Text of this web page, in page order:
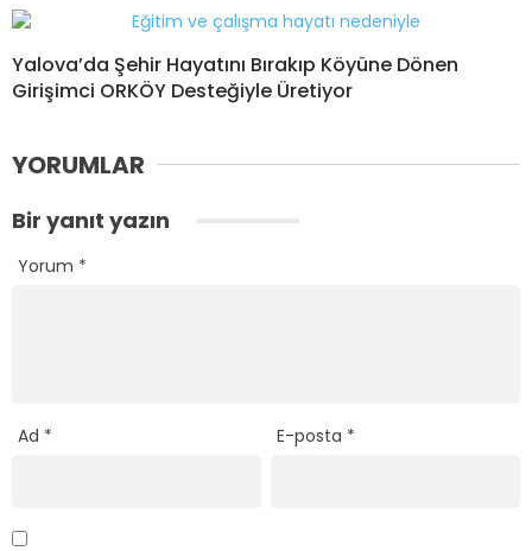
Yalova’da Şehir Hayatını Bırakıp Köyüne Dönen
Girişimci ORKÖY Desteğiyle Üretiyor
YORUMLAR
Bir yanıt yazın
Yorum *
Ad * E-posta *